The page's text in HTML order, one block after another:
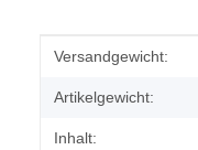
Produkteigenschaft
Wert
Versandgewicht:
Artikelgewicht:
Inhalt: